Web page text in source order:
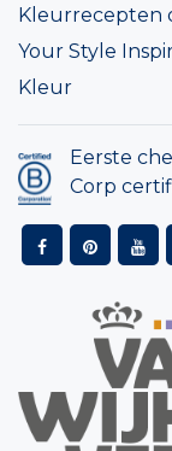
Kleurrecepten
Your Style
Kleur
Eerste
Corp